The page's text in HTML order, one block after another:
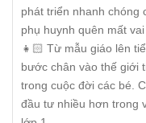
phát triển nhanh chóng
phụ huynh quên mất
👧🏻 Từ mẫu giáo lên
bước chân vào thế giới
trong cuộc đời các bé.
đầu tư nhiều hơn trong